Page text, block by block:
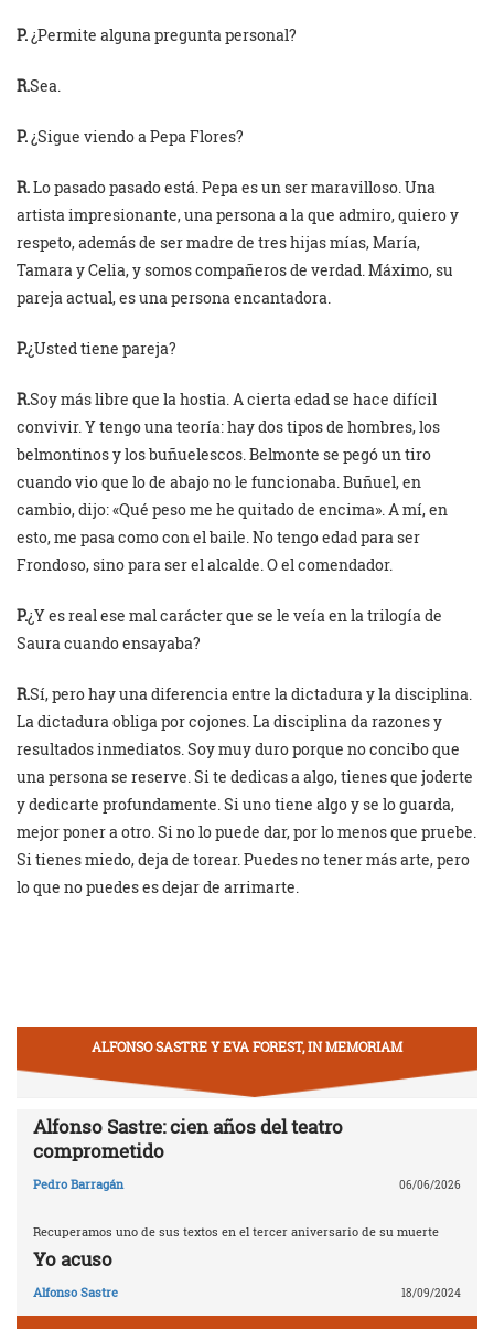
P.¿Permite alguna pregunta personal?
R.Sea.
P.¿Sigue viendo a Pepa Flores?
R.Lo pasado pasado está. Pepa es un ser maravilloso. Una
artista impresionante, una persona a la que admiro, quiero y
respeto, además de ser madre de tres hijas mías, María,
Tamara y Celia, y somos compañeros de verdad. Máximo, su
pareja actual, es una persona encantadora.
P.¿Usted tiene pareja?
R.Soy más libre que la hostia. A cierta edad se hace difícil
convivir. Y tengo una teoría: hay dos tipos de hombres, los
belmontinos y los buñuelescos. Belmonte se pegó un tiro
cuando vio que lo de abajo no le funcionaba. Buñuel, en
cambio, dijo: «Qué peso me he quitado de encima». A mí, en
esto, me pasa como con el baile. No tengo edad para ser
Frondoso, sino para ser el alcalde. O el comendador.
P.¿Y es real ese mal carácter que se le veía en la trilogía de
Saura cuando ensayaba?
R.Sí, pero hay una diferencia entre la dictadura y la disciplina.
La dictadura obliga por cojones. La disciplina da razones y
resultados inmediatos. Soy muy duro porque no concibo que
una persona se reserve. Si te dedicas a algo, tienes que joderte
y dedicarte profundamente. Si uno tiene algo y se lo guarda,
mejor poner a otro. Si no lo puede dar, por lo menos que pruebe.
Si tienes miedo, deja de torear. Puedes no tener más arte, pero
lo que no puedes es dejar de arrimarte.
ALFONSO SASTRE Y EVA FOREST, IN MEMORIAM
Alfonso Sastre: cien años del teatro
comprometido
Pedro Barragán 06/06/2026
Recuperamos uno de sus textos en el tercer aniversario de su muerte
Yo acuso
Alfonso Sastre 18/09/2024